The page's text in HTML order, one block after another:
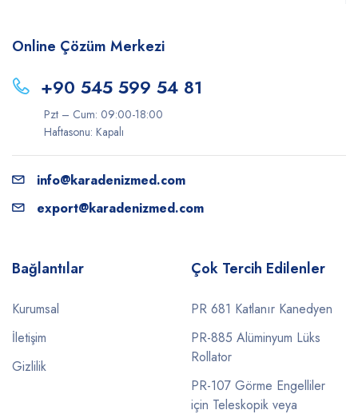
Online Çözüm Merkezi
+90 545 599 54 81
Pzt – Cum: 09:00-18:00
Haftasonu: Kapalı
info@karadenizmed.com
export@karadenizmed.com
Bağlantılar
Kurumsal
İletişim
Gizlilik
Çok Tercih Edilenler
PR 681 Katlanır Kanedyen
PR-885 Alüminyum Lüks
Rollator
PR-107 Görme Engelliler
için Teleskopik veya